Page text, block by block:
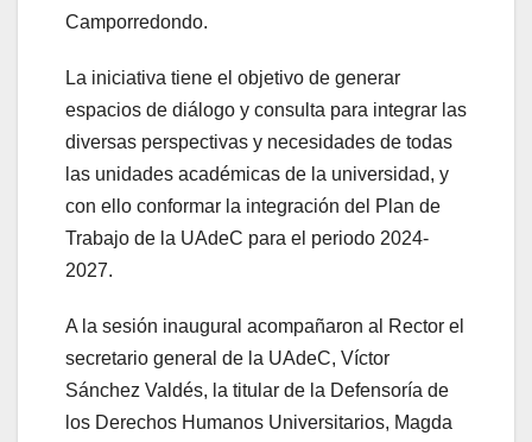
Camporredondo.
La iniciativa tiene el objetivo de generar
espacios de diálogo y consulta para integrar las
diversas perspectivas y necesidades de todas
las unidades académicas de la universidad, y
con ello conformar la integración del Plan de
Trabajo de la UAdeC para el periodo 2024-
2027.
A la sesión inaugural acompañaron al Rector el
secretario general de la UAdeC, Víctor
Sánchez Valdés, la titular de la Defensoría de
los Derechos Humanos Universitarios, Magda